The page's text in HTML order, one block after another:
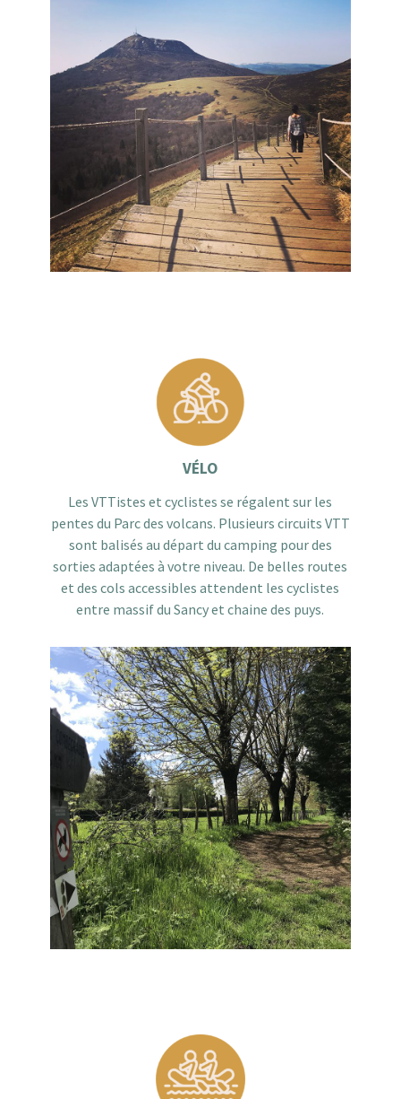
VÉLO
Les VTTistes et cyclistes se régalent sur les
pentes du Parc des volcans. Plusieurs circuits VTT
sont balisés au départ du camping pour des
sorties adaptées à votre niveau. De belles routes
et des cols accessibles attendent les cyclistes
entre massif du Sancy et chaine des puys.